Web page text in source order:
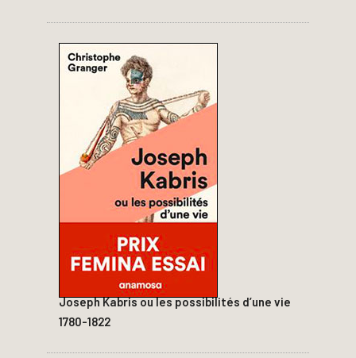
Joseph Kabris ou les possibilités d’une vie
1780-1822